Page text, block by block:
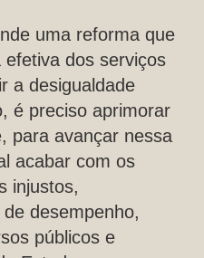
uma reforma que
dos serviços
a desigualdade
é preciso aprimorar
para avançar nessa
acabar com os
injustos,
desempenho,
públicos e